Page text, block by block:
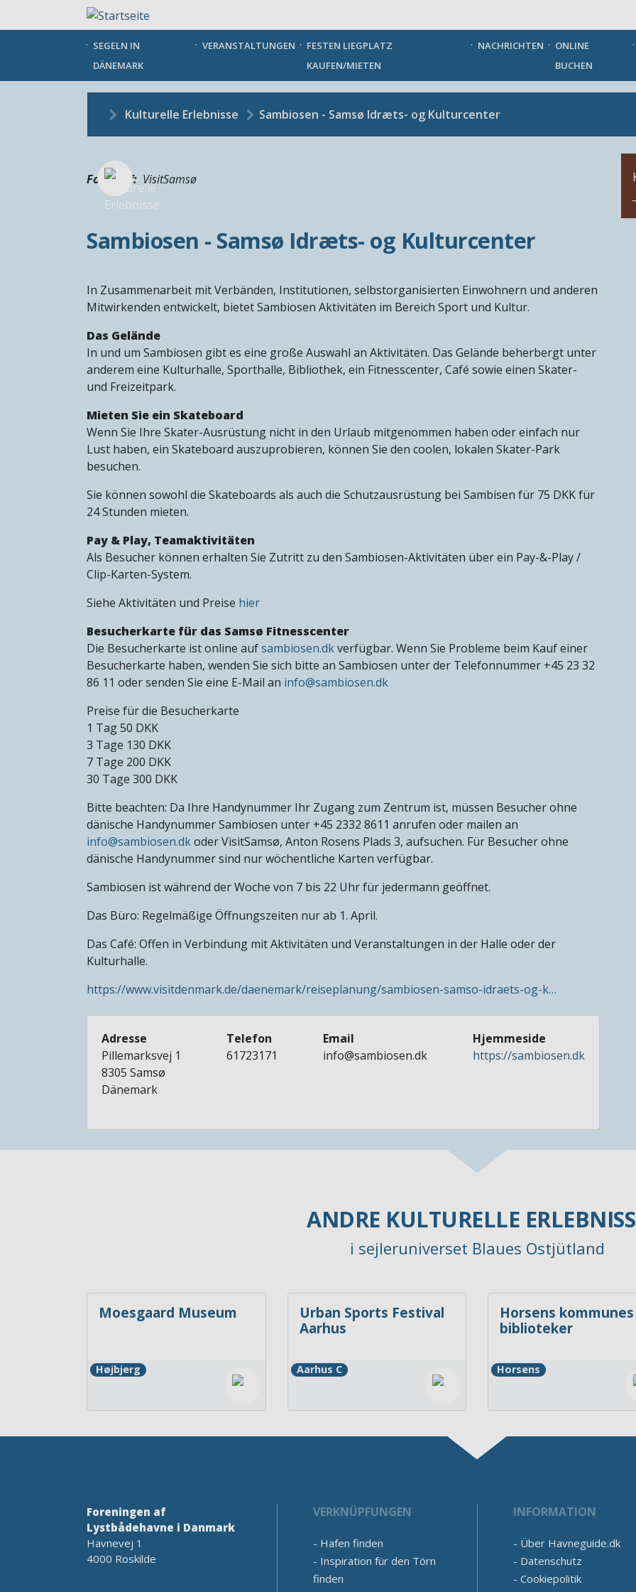
SEGELN IN
DÄNEMARK
VERANSTALTUNGEN
FESTEN LIEGPLATZ
KAUFEN/MIETEN
NACHRICHTEN
ONLINE
BUCHEN
Kulturelle Erlebnisse Sambiosen - Samsø Idræts- og Kulturcenter
Fotograf VisitSamsø
Sambiosen - Samsø Idræts- og Kulturcenter
In Zusammenarbeit mit Verbänden, Institutionen, selbstorganisierten Einwohnern und anderen
Mitwirkenden entwickelt, bietet Sambiosen Aktivitäten im Bereich Sport und Kultur.
Das Gelände
In und um Sambiosen gibt es eine große Auswahl an Aktivitäten. Das Gelände beherbergt unter
anderem eine Kulturhalle, Sporthalle, Bibliothek, ein Fitnesscenter, Café sowie einen Skater-
und Freizeitpark.
Mieten Sie ein Skateboard
Wenn Sie Ihre Skater-Ausrüstung nicht in den Urlaub mitgenommen haben oder einfach nur
Lust haben, ein Skateboard auszuprobieren, können Sie den coolen, lokalen Skater-Park
besuchen.
Sie können sowohl die Skateboards als auch die Schutzausrüstung bei Sambisen für 75 DKK für
24 Stunden mieten.
Pay & Play, Teamaktivitäten
Als Besucher können erhalten Sie Zutritt zu den Sambiosen-Aktivitäten über ein Pay-&-Play /
Clip-Karten-System.
Siehe Aktivitäten und Preise hier
Besucherkarte für das Samsø Fitnesscenter
Die Besucherkarte ist online aufsambiosen.dkverfügbar. Wenn Sie Probleme beim Kauf einer
Besucherkarte haben, wenden Sie sich bitte an Sambiosen unter der Telefonnummer +45 23 32
86 11 oder senden Sie eine E-Mail an info@sambiosen.dk
Preise für die Besucherkarte
1 Tag 50 DKK
3 Tage 130 DKK
7 Tage 200 DKK
30 Tage 300 DKK
Bitte beachten: Da Ihre Handynummer Ihr Zugang zum Zentrum ist, müssen Besucher ohne
dänische Handynummer Sambiosen unter +45 2332 8611 anrufen oder mailen an
info@sambiosen.dkoder VisitSamsø, Anton Rosens Plads 3, aufsuchen. Für Besucher ohne
dänische Handynummer sind nur wöchentliche Karten verfügbar.
Sambiosen ist während der Woche von 7 bis 22 Uhr für jedermann geöffnet.
Das Büro: Regelmäßige Öffnungszeiten nur ab 1. April.
Das Café: Offen in Verbindung mit Aktivitäten und Veranstaltungen in der Halle oder der
Kulturhalle.
https://www.visitdenmark.de/daenemark/reiseplanung/sambiosen-samso-idraets-og-k…
Adresse
Pillemarksvej 1
8305 Samsø
Dänemark
Telefon
61723171
Email
info@sambiosen.dk
Hjemmeside
https://sambiosen.dk
ANDRE KULTURELLE
i sejleruniverset Blaues Ostjütland
Moesgaard Museum
Højbjerg
Urban Sports Festival
Aarhus
Aarhus C
Horsens kommunes
biblioteker
Horsens
Foreningen af
Lystbådehavne i Danmark
Havnevej 1
4000 Roskilde
VERKNÜPFUNGEN
Hafen finden
Inspiration für den Törn
finden
INFORMATION
Über Havneguide.dk
Datenschutz
Cookiepolitik